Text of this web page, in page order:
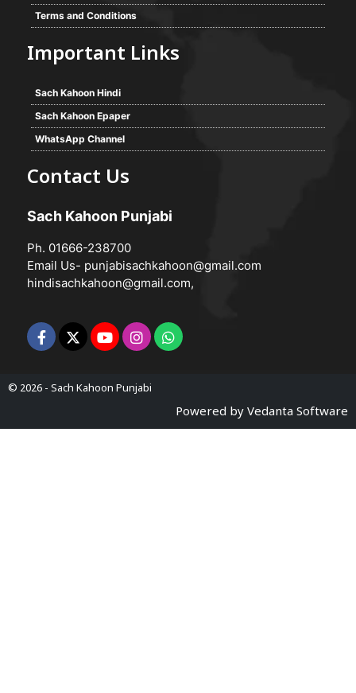
Terms and Conditions
Important Links
Sach Kahoon Hindi
Sach Kahoon Epaper
WhatsApp Channel
Contact Us
Sach Kahoon Punjabi
Ph. 01666-238700
Email Us- punjabisachkahoon@gmail.com
hindisachkahoon@gmail.com,
© 2026 - Sach Kahoon Punjabi
Powered by Vedanta Software